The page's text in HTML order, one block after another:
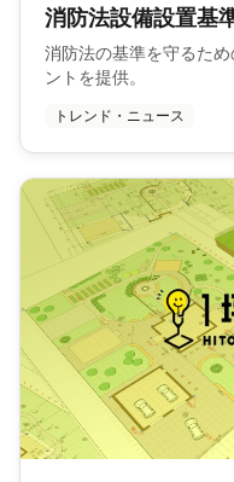
消防法設備設置基
消防法の基準を守るた
ントを提供。
トレンド・ニュース